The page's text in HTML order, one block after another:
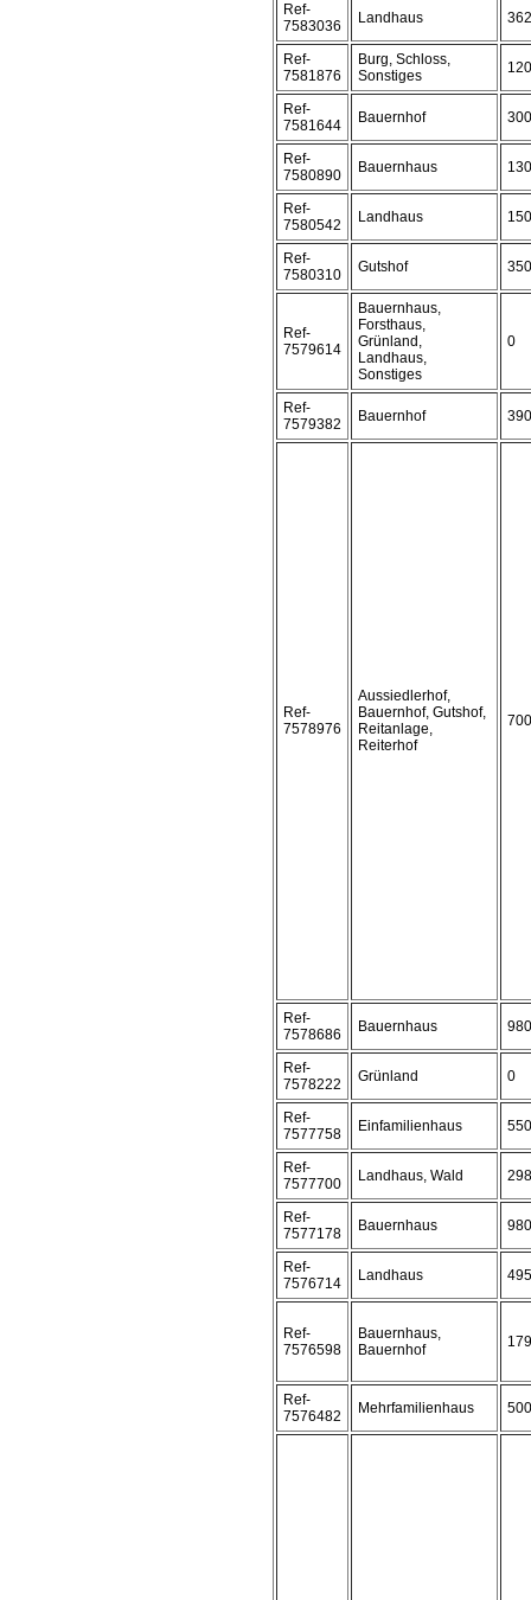
Ref-
7583036
Landhaus
Ref-
7581876
Burg, Schloss,
Sonstiges
Ref-
7581644
Bauernhof
Ref-
7580890
Bauernhaus
Ref-
7580542
Landhaus
Ref-
7580310
Gutshof
Ref-
7579614
Bauernhaus,
Forsthaus,
Grünland,
Landhaus,
Sonstiges
0
Ref-
7579382
Bauernhof
Ref-
7578976
Aussiedlerhof,
Bauernhof, Gutshof,
Reitanlage,
Reiterhof
Ref-
7578686
Bauernhaus
Ref-
7578222
Grünland 0
Ref-
7577758
Einfamilienhaus
Ref-
7577700
Landhaus, Wald
Ref-
7577178
Bauernhaus
Ref-
7576714
Landhaus
Ref-
7576598
Bauernhaus,
Bauernhof
Ref-
7576482
Mehrfamilienhaus